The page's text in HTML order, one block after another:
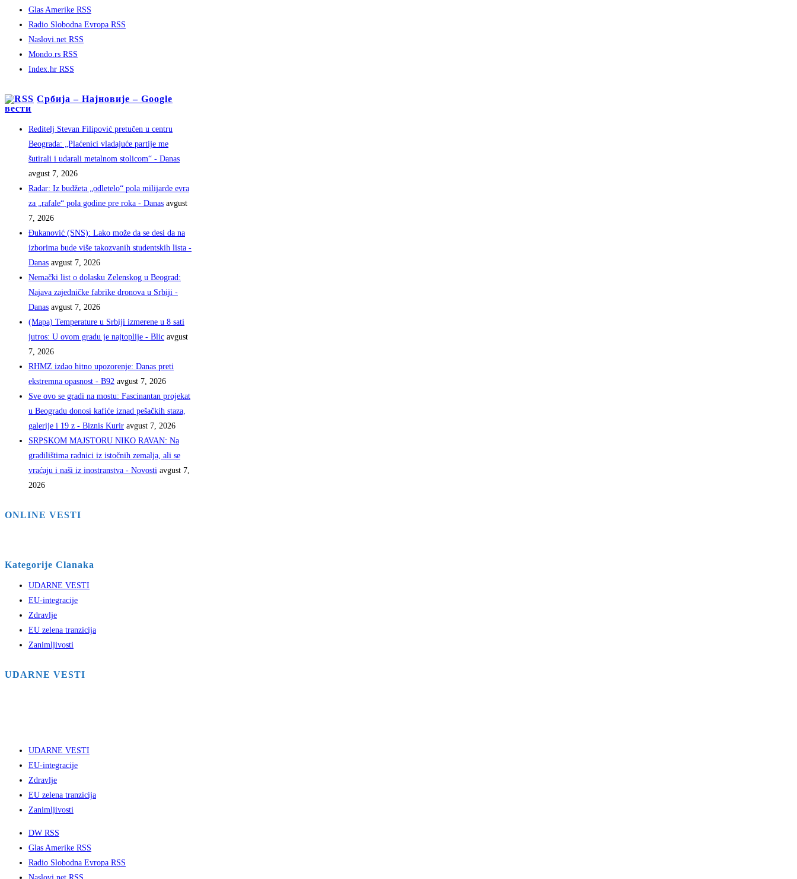
Glas Amerike RSS
Radio Slobodna Evropa RSS
Naslovi.net RSS
Mondo.rs RSS
Index.hr RSS
Србија – Најновије – Google
вести
Reditelj Stevan Filipović pretučen u centru
Beograda: „Plaćenici vladajuće partije me
šutirali i udarali metalnom stolicom“ - Danas
avgust 7, 2026
Radar: Iz budžeta „odletelo“ pola milijarde evra
za „rafale“ pola godine pre roka - Danas avgust
7, 2026
Đukanović (SNS): Lako može da se desi da na
izborima bude više takozvanih studentskih lista -
Danas avgust 7, 2026
Nemački list o dolasku Zelenskog u Beograd:
Najava zajedničke fabrike dronova u Srbiji -
Danas avgust 7, 2026
(Mapa) Temperature u Srbiji izmerene u 8 sati
jutros: U ovom gradu je najtoplije - Blic avgust
7, 2026
RHMZ izdao hitno upozorenje: Danas preti
ekstremna opasnost - B92 avgust 7, 2026
Sve ovo se gradi na mostu: Fascinantan projekat
u Beogradu donosi kafiće iznad pešačkih staza,
galerije i 19 z - Biznis Kurir avgust 7, 2026
SRPSKOM MAJSTORU NIKO RAVAN: Na
gradilištima radnici iz istočnih zemalja, ali se
vraćaju i naši iz inostranstva - Novosti avgust 7,
2026
ONLINE VESTI
Kategorije Clanaka
UDARNE VESTI
EU-integracije
Zdravlje
EU zelena tranzicija
Zanimljivosti
UDARNE VESTI
UDARNE VESTI
EU-integracije
Zdravlje
EU zelena tranzicija
Zanimljivosti
DW RSS
Glas Amerike RSS
Radio Slobodna Evropa RSS